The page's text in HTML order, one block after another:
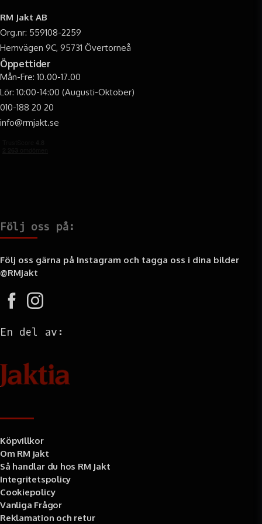
RM Jakt AB
Org.nr: 559108-2259
Hemvägen 9C, 95731 Övertorneå
Öppettider
Mån-Fre: 10.00-17.00
Lör: 10:00-14:00 (Augusti-Oktober)
010-188 20 20
info@rmjakt.se
Följ oss på:
Följ oss gärna på Instagram och tagga oss i dina bilder
@RMjakt
En del av:
Köpvillkor
Om RM jakt
Så handlar du hos RM Jakt
Integritetspolicy
Cookiepolicy
Vanliga Frågor
Reklamation och retur